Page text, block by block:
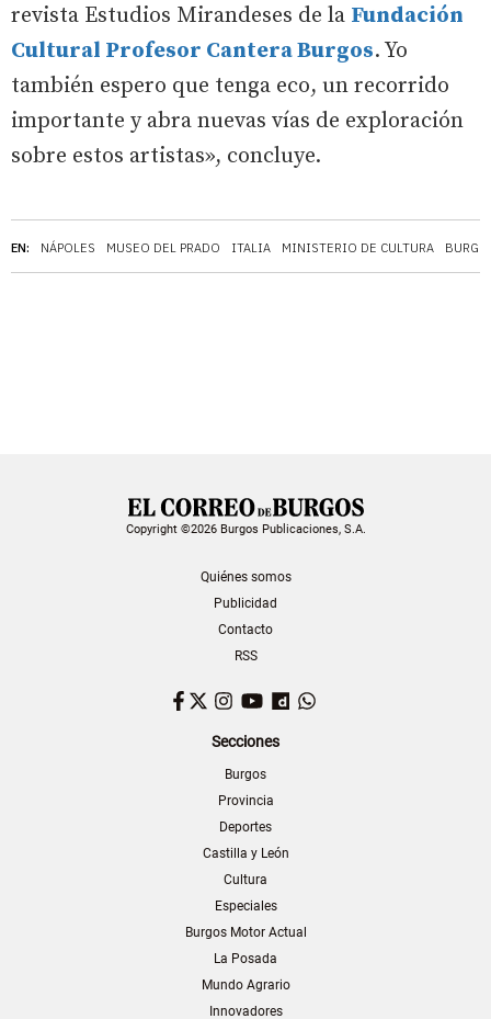
EN: NÁPOLES MUSEO DEL PRADO ITALIA MINISTERIO DE CULTURA
revista Estudios Mirandeses de la Fundación
Cultural Profesor Cantera Burgos. Yo
también espero que tenga eco, un recorrido
importante y abra nuevas vías de exploración
sobre estos artistas», concluye.
Copyright ©2026 Burgos Publicaciones, S.A.
Quiénes somos
Publicidad
Contacto
RSS
Facebook
TwitterInstagram
YouTubeDailymotion
Secciones
Burgos
Provincia
Deportes
Castilla y León
Cultura
Especiales
Burgos Motor Actual
La Posada
Mundo Agrario
Innovadores